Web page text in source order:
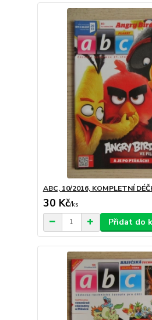
ABC, 10/2016, KOMPLETNÍ
30 Kč/ks
Přidat do